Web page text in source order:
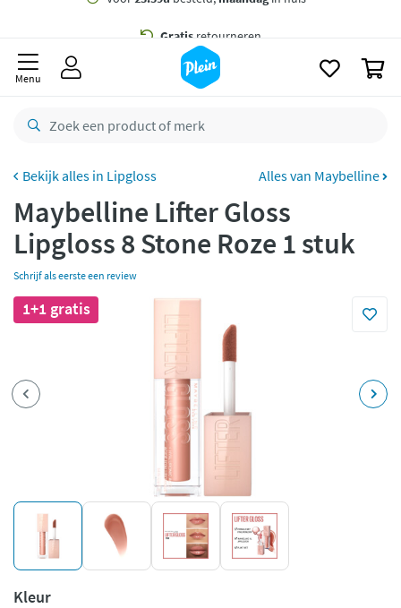
besteld,maandag
retourneren
bezorgd
Betaal met Klarna
Menu
Lipgloss Alles van Maybelline
Maybelline Lifter Gloss
Lipgloss 8 Stone Roze 1 stuk
Schrijf als eerste een review
1+1 gratis
Kleur